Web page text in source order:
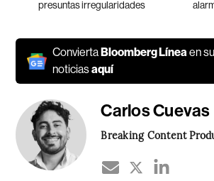
presuntas irregularidades
Convierta Bloomberg Líneaen
noticiasaquí
Carlos Cuevas
Breaking Content